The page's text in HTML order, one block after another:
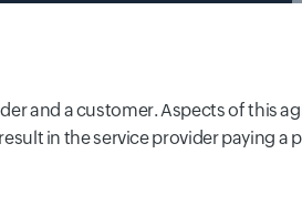
and a customer. Aspects of this
in the service provider paying a